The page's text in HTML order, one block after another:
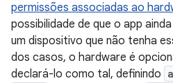
permissões associadas ao
possibilidade de que o app
um dispositivo que não tenha
dos casos, o hardware é
declará-lo como tal, definindo